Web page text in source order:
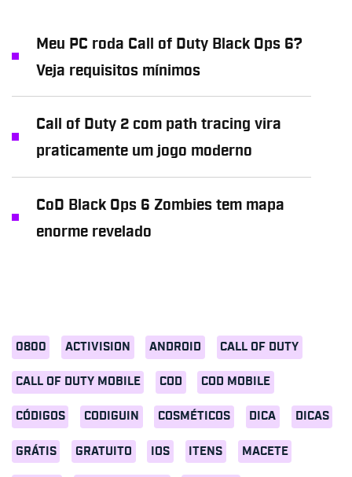
0800 ACTIVISION ANDROID CALL OF DUTY
CALL OF DUTY MOBILE COD COD MOBILE
CÓDIGOS CODIGUIN COSMÉTICOS DICA DICAS
GRÁTIS GRATUITO IOS ITENS MACETE
Meu PC roda Call of Duty Black Ops 6?
Veja requisitos mínimos
Call of Duty 2 com path tracing vira
praticamente um jogo moderno
CoD Black Ops 6 Zombies tem mapa
enorme revelado